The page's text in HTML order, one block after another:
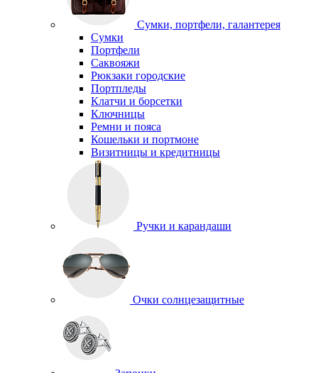
Сумки, портфели, галантерея
Сумки
Портфели
Саквояжи
Рюкзаки городские
Портпледы
Клатчи и борсетки
Ключницы
Ремни и пояса
Кошельки и портмоне
Визитницы и кредитницы
Ручки и карандаши
Очки солнцезащитные